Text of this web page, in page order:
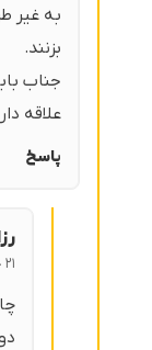
به غیر
بزنند.
جناب
علاقه
پاسخ
۲۱ خرداد ۱۳۹۵ در ۳:۴۸ بعد از ظهر